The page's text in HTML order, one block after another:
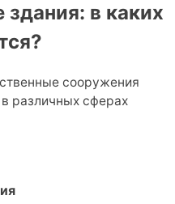
в каких
сооружения
различных сферах